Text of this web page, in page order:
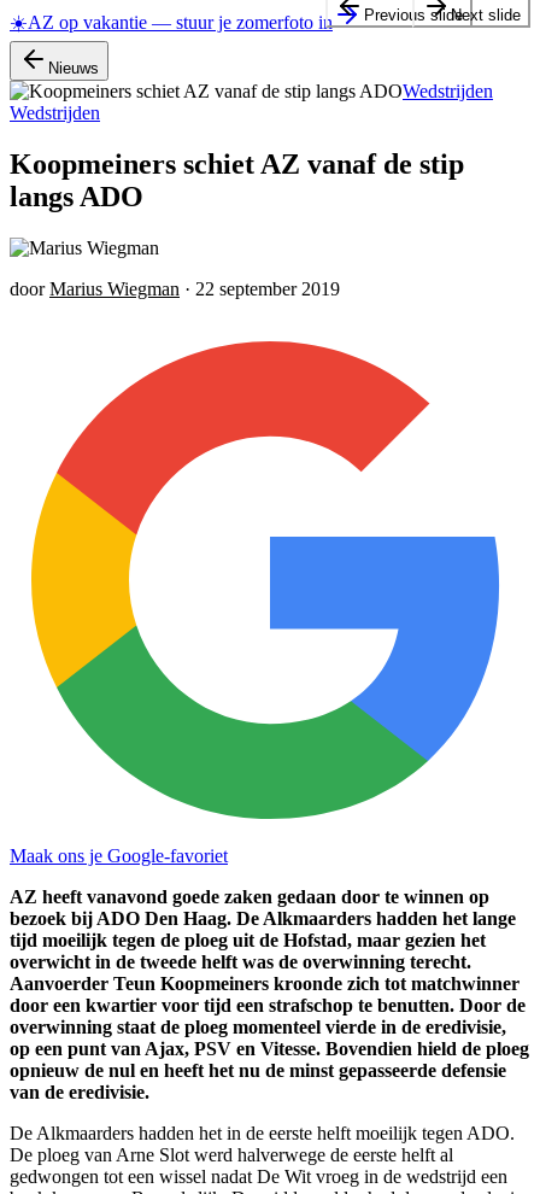
☀️AZ op vakantie — stuur je zomerfoto in
Nieuws
Wedstrijden
Wedstrijden
Koopmeiners schiet AZ vanaf de stip
langs ADO
door Marius Wiegman · 22 september 2019
Maak ons je Google-favoriet
AZ heeft vanavond goede zaken gedaan door te winnen op
bezoek bij ADO Den Haag. De Alkmaarders hadden het lange
tijd moeilijk tegen de ploeg uit de Hofstad, maar gezien het
overwicht in de tweede helft was de overwinning terecht.
Aanvoerder Teun Koopmeiners kroonde zich tot matchwinner
door een kwartier voor tijd een strafschop te benutten. Door de
overwinning staat de ploeg momenteel vierde in de eredivisie,
op een punt van Ajax, PSV en Vitesse. Bovendien hield de ploeg
opnieuw de nul en heeft het nu de minst gepasseerde defensie
van de eredivisie.
De Alkmaarders hadden het in de eerste helft moeilijk tegen ADO.
De ploeg van Arne Slot werd halverwege de eerste helft al
gedwongen tot een wissel nadat De Wit vroeg in de wedstrijd een
Previous slideNext slide